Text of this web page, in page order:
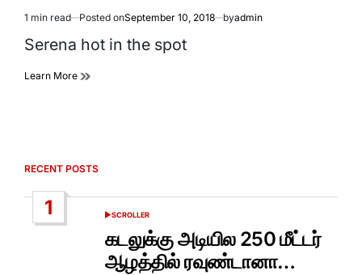
Estimated
read
time
1 min read Posted onSeptember 10, 2018 byadmin
Serena hot in the spot
Learn More
RECENT POSTS
1
POSTED
SCROLLER
கடலுக்கு அடியில 250 மீட்டர்
ஆழத்தில் ரவுண்டானா…